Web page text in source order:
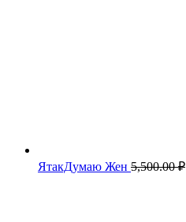
ЯтакДумаю Жен 5,500.00₽